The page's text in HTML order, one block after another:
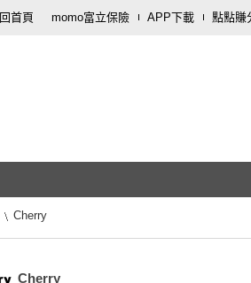
回首頁 momo富立保險 APP下載 點點賺
Cherry
Cherry